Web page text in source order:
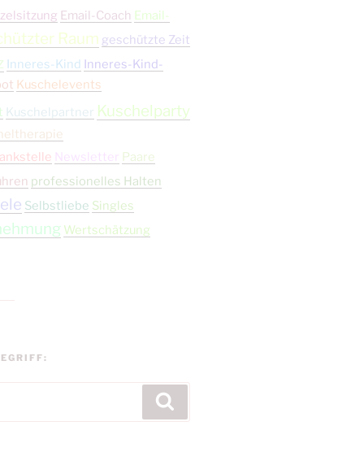
Email-Coach Email-
Raum geschützte Zeit
Inneres-Kind Inneres-Kind-
Kuschelevents
Kuschelpartner Kuschelparty
Newsletter Paare
professionelles Halten
Selbstliebe Singles
Wertschätzung